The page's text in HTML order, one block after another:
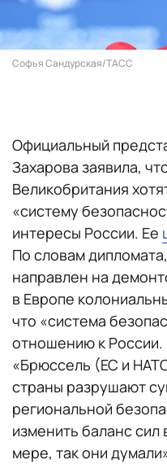
Софья Сандурская/ТАСС
Официальный
Захарова заявила,
Великобритания
«систему
интересы России. Ее
По словам
направлен на
в Европе
что «система
отношению к России.
«Брюссель (ЕС и
страны разрушают
региональной
изменить баланс
мере, так они